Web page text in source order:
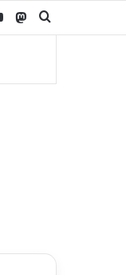
YouTubeMastodon